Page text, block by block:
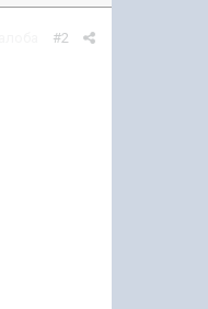
#2